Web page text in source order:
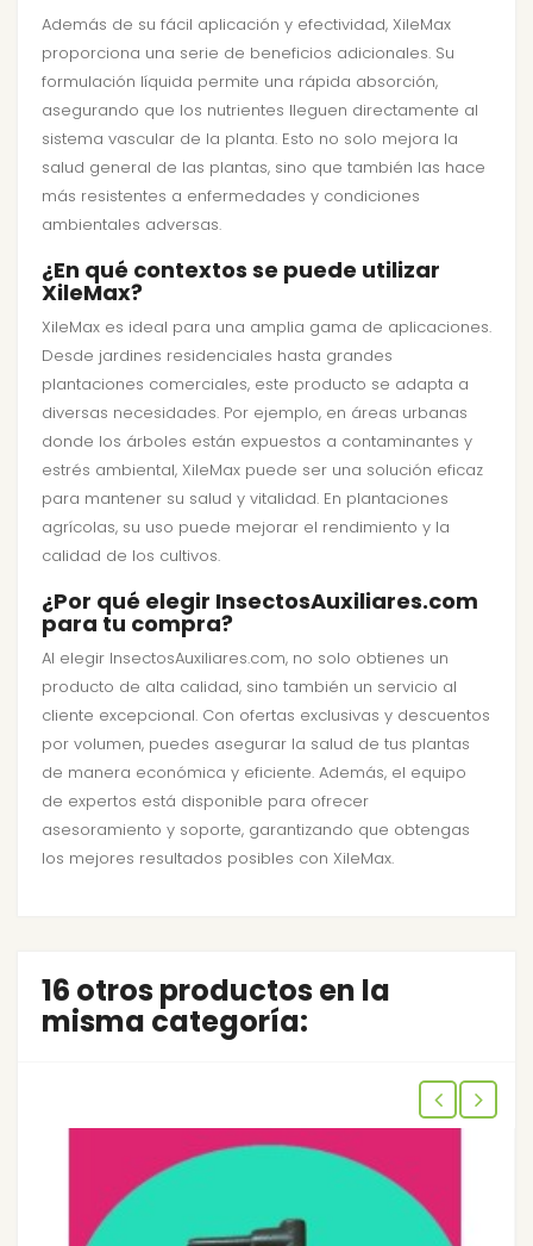
Además de su fácil aplicación y efectividad, XileMax
proporciona una serie de beneficios adicionales. Su
formulación líquida permite una rápida absorción,
asegurando que los nutrientes lleguen directamente al
sistema vascular de la planta. Esto no solo mejora la
salud general de las plantas, sino que también las hace
más resistentes a enfermedades y condiciones
ambientales adversas.
¿En qué contextos se puede utilizar
XileMax?
XileMax es ideal para una amplia gama de aplicaciones.
Desde jardines residenciales hasta grandes
plantaciones comerciales, este producto se adapta a
diversas necesidades. Por ejemplo, en áreas urbanas
donde los árboles están expuestos a contaminantes y
estrés ambiental, XileMax puede ser una solución eficaz
para mantener su salud y vitalidad. En plantaciones
agrícolas, su uso puede mejorar el rendimiento y la
calidad de los cultivos.
¿Por qué elegir InsectosAuxiliares.com
para tu compra?
Al elegir InsectosAuxiliares.com, no solo obtienes un
producto de alta calidad, sino también un servicio al
cliente excepcional. Con ofertas exclusivas y descuentos
por volumen, puedes asegurar la salud de tus plantas
de manera económica y eficiente. Además, el equipo
de expertos está disponible para ofrecer
asesoramiento y soporte, garantizando que obtengas
los mejores resultados posibles con XileMax.
16 otros productos en la
misma categoría: